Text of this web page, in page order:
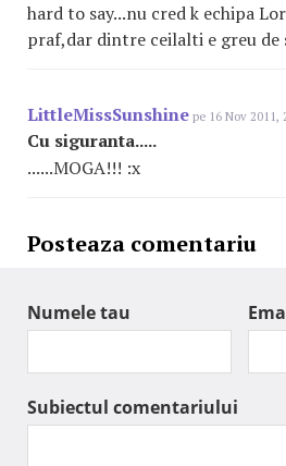
hard to say...nu cred k echipa
praf,dar dintre ceilalti e greu de
LittleMissSunshine pe 16 Nov 2011,
Cu siguranta.....
......MOGA!!! :x
Posteaza comentariu
Numele tau
Subiectul comentariului